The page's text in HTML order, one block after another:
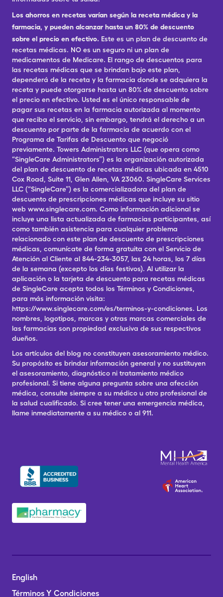
Los ahorros en recetas varían según la receta médica y la
farmacia, y pueden alcanzar hasta un 80% de descuento
sobre el precio en efectivo. Este es un plan de descuento de
recetas médicas. NO es un seguro ni un plan de
medicamentos de Medicare. El rango de descuentos para
las recetas médicas que se brindan bajo este plan,
dependerá de la receta y la farmacia donde se adquiera la
receta y puede otorgarse hasta un 80% de descuento sobre
el precio en efectivo. Usted es el único responsable de
pagar sus recetas en la farmacia autorizada al momento
que reciba el servicio, sin embargo, tendrá el derecho a un
descuento por parte de la farmacia de acuerdo con el
Programa de Tarifas de Descuento que negoció
previamente. Towers Administrators LLC (que opera como
“SingleCare Administrators”) es la organización autorizada
del plan de descuento de recetas médicas ubicada en 4510
Cox Road, Suite 11, Glen Allen, VA 23060. SingleCare Services
LLC (“SingleCare”) es la comercializadora del plan de
descuento de prescripciones médicas que incluye su sitio
web www.singlecare.com. Como información adicional se
incluye una lista actualizada de farmacias participantes, así
como también asistencia para cualquier problema
relacionado con este plan de descuento de prescripciones
médicas, comunícate de forma gratuita con el Servicio de
Atención al Cliente al 844-234-3057, las 24 horas, los 7 días
de la semana (excepto los días festivos). Al utilizar la
aplicación o la tarjeta de descuento para recetas médicas
de SingleCare acepta todos los Términos y Condiciones,
para más información visita:
https://www.singlecare.com/es/terminos-y-condiciones. Los
nombres, logotipos, marcas y otras marcas comerciales de
las farmacias son propiedad exclusiva de sus respectivos
dueños.
Los artículos del blog no constituyen asesoramiento médico.
Su propósito es brindar información general y no sustituyen
el asesoramiento, diagnóstico ni tratamiento médico
profesional. Si tiene alguna pregunta sobre una afección
médica, consulte siempre a su médico u otro profesional de
la salud cualificado. Si cree tener una emergencia médica,
llame inmediatamente a su médico o al 911.
English
Términos Y Condiciones